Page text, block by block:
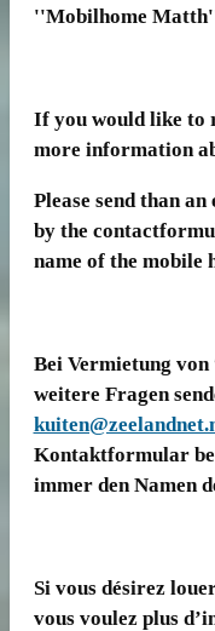
''Mobilhome
If you would like
more information
Please send than an
by the
name of the mobile
Bei Vermietung
weitere Fragen
Kontaktformular
immer den Namen
Si vous désirez
vous voulez plus